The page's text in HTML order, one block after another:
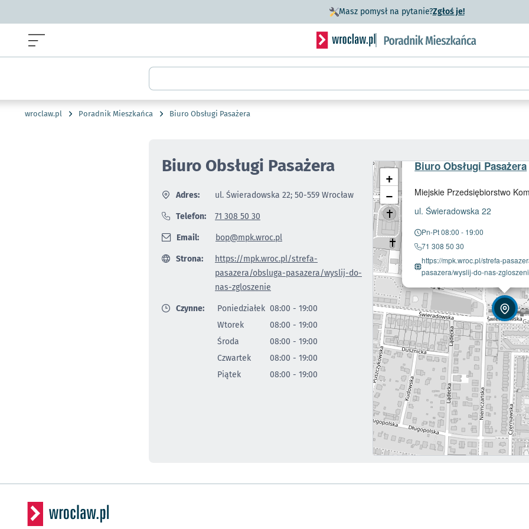
Masz pomysł na pytanie?Zgłoś je!- otworzy się w
Serwis informacyjny wroclaw.pl podserwis:
Wyszukiwarka
wroclaw.pl Poradnik Mieszkańca Biuro Obsługi Pasażera
Biuro Obsługi Pasażera
Adres: ul. Świeradowska 22; 50-559 Wrocław
Telefon: 71 308 50 30
Email: bop@mpk.wroc.pl
Strona:
https://mpk.wroc.pl/strefa-
pasazera/obsluga-pasazera/wyslij-do-
nas-zgloszenie
Czynne: Poniedziałek 08:00 - 19:00
Wtorek
08:00 - 19:00
Środa
08:00 - 19:00
Czwartek
08:00 - 19:00
Piątek
08:00 - 19:00
Biuro Obsługi Pasażera
Miejskie Przedsiębiorstwo
ul. Świeradowska 22
Pn-Pt 08:00 - 19:00
71 308 50 30
https://mpk.wroc.pl/strefa-
pasazera/wyslij-do-nas-
+
−